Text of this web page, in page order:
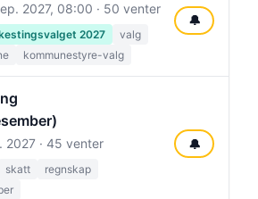
2027, 08:00 · 50 venter
2027
valg
kommunestyre-valg
🔔
2027 · 45 venter
skatt
regnskap
🔔